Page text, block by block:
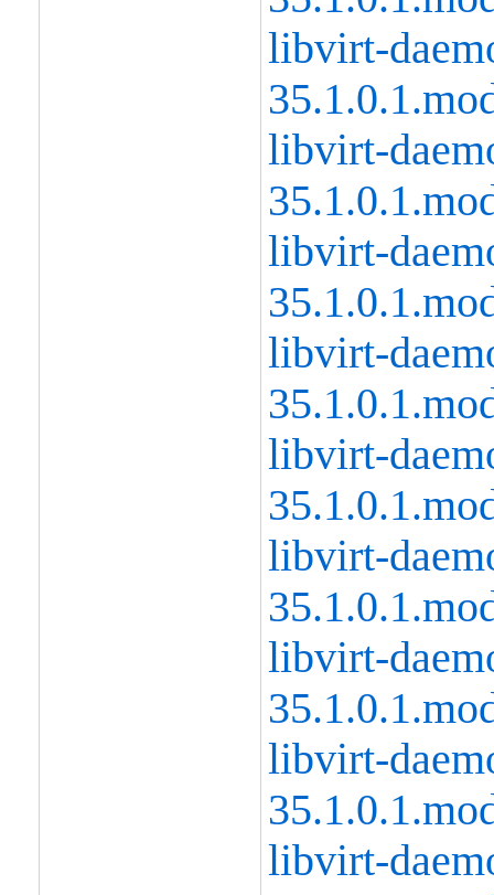
libvirt-
libvirt-
libvirt-
libvirt-
libvirt-
libvirt-
libvirt-
libvirt-
libvirt-